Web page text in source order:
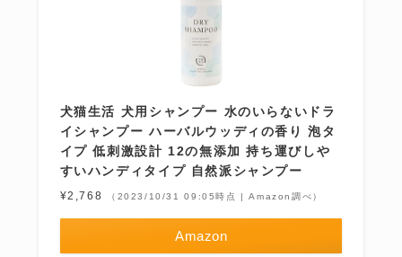
犬猫生活 犬用シャンプー 水のいらないドラ
イシャンプー ハーバルウッディの香り 泡タ
イプ 低刺激設計 12の無添加 持ち運びしや
すいハンディタイプ 自然派シャンプー
¥2,768 （2023/10/31 09:05時点 | Amazon調べ）
Amazon